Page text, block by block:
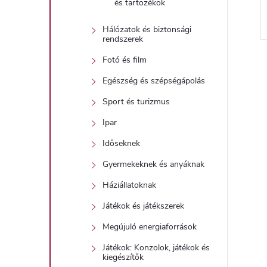
és tartozékok
Hálózatok és biztonsági
rendszerek
Fotó és film
Egészség és szépségápolás
Sport és turizmus
Ipar
Időseknek
Gyermekeknek és anyáknak
Háziállatoknak
Játékok és játékszerek
Megújuló energiaforrások
Játékok: Konzolok, játékok és
kiegészítők